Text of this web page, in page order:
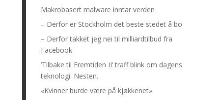
Makrobasert malware inntar verden
– Derfor er Stockholm det beste stedet å bo
– Derfor takket jeg nei til milliardtilbud fra
Facebook
’Tilbake til Fremtiden II’ traff blink om dagens
teknologi. Nesten.
«Kvinner burde være på kjøkkenet»